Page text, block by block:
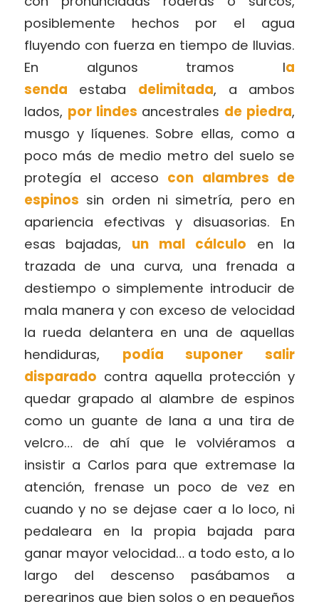
posiblemente hechos por el agua
fluyendo con fuerza en tiempo de lluvias.
En algunos tramos la
senda estaba delimitada, a ambos
lados, por lindes ancestrales de piedra,
musgo y líquenes. Sobre ellas, como a
poco más de medio metro del suelo se
protegía el acceso con alambres de
espinos sin orden ni simetría, pero en
apariencia efectivas y disuasorias. En
esas bajadas, un mal cálculo en la
trazada de una curva, una frenada a
destiempo o simplemente introducir de
mala manera y con exceso de velocidad
la rueda delantera en una de aquellas
hendiduras, podía suponer salir
disparado contra aquella protección y
quedar grapado al alambre de espinos
como un guante de lana a una tira de
velcro… de ahí que le volviéramos a
insistir a Carlos para que extremase la
atención, frenase un poco de vez en
cuando y no se dejase caer a lo loco, ni
pedaleara en la propia bajada para
ganar mayor velocidad… a todo esto, a lo
largo del descenso pasábamos a
peregrinos que bien solos o en pequeños